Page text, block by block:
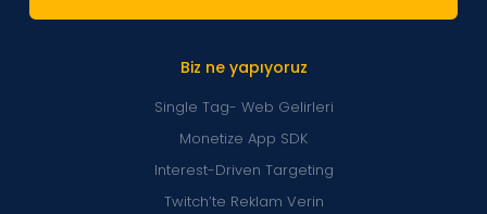
Biz ne yapıyoruz
Single Tag- Web Gelirleri
Monetize App SDK
Interest-Driven Targeting
Twitch’te Reklam Verin